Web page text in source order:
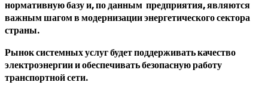
нормативную базу и, по данным предприятия, являются
важным шагом в модернизации энергетического сектора
страны.
Рынок системных услуг будет поддерживать качество
электроэнергии и обеспечивать безопасную работу
транспортной сети.